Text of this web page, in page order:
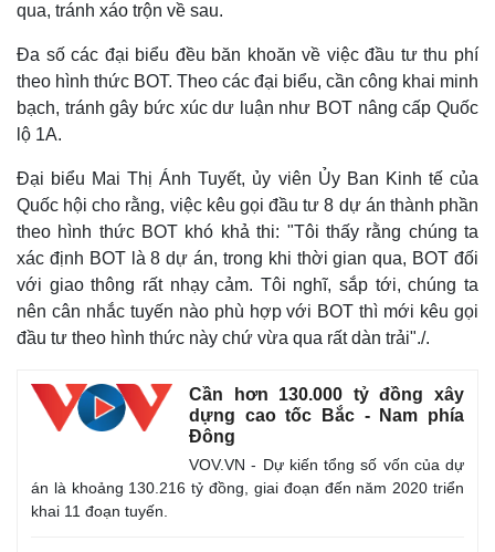
Kinh tế
Bất động sản
Khởi nghiệp
Thị trường
Giá vàng
Tiêu dùng
Tỷ giá
Chứng khoán
qua, tránh xáo trộn về sau.
Đa số các đại biểu đều băn khoăn về việc đầu tư thu phí
theo hình thức BOT. Theo các đại biểu, cần công khai minh
bạch, tránh gây bức xúc dư luận như BOT nâng cấp Quốc
lộ 1A.
Đại biểu Mai Thị Ánh Tuyết, ủy viên Ủy Ban Kinh tế của
Quốc hội cho rằng, việc kêu gọi đầu tư 8 dự án thành phần
theo hình thức BOT khó khả thi: "Tôi thấy rằng chúng ta
xác định BOT là 8 dự án, trong khi thời gian qua, BOT đối
với giao thông rất nhạy cảm. Tôi nghĩ, sắp tới, chúng ta
nên cân nhắc tuyến nào phù hợp với BOT thì mới kêu gọi
đầu tư theo hình thức này chứ vừa qua rất dàn trải"./.
Cần hơn 130.000 tỷ đồng xây
dựng cao tốc Bắc - Nam phía
Đông
VOV.VN - Dự kiến tổng số vốn của dự
án là khoảng 130.216 tỷ đồng, giai đoạn đến năm 2020 triển
khai 11 đoạn tuyến.